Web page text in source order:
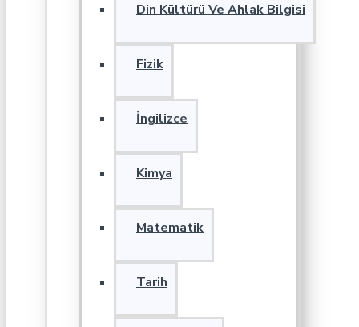
Din Kültürü Ve Ahlak Bilgisi
Fizik
İngilizce
Kimya
Matematik
Tarih